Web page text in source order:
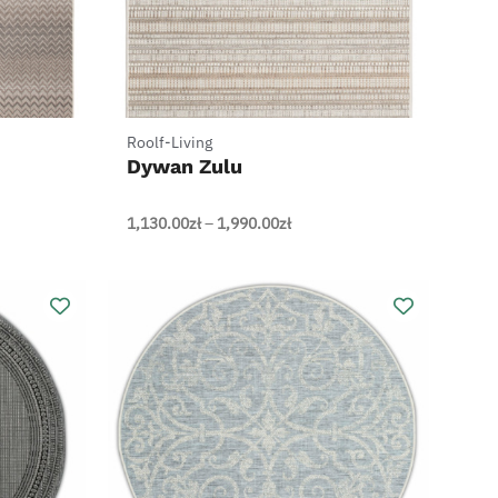
+
Roolf-Living
Dywan Zulu
1,130.00zł– 1,990.00złZakres
1,130.00zł
do
1,990.00zł